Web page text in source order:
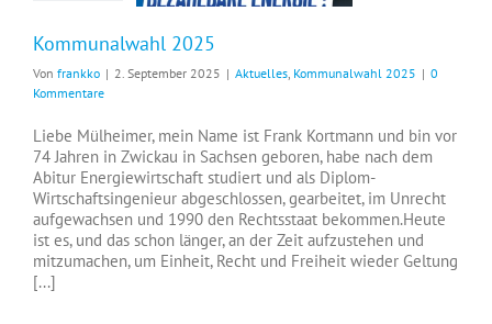
Kommunalwahl 2025
Von frankko | 2. September 2025 | Aktuelles, Kommunalwahl 2025 | 0
Kommentare
Liebe Mülheimer, mein Name ist Frank Kortmann und bin vor
74 Jahren in Zwickau in Sachsen geboren, habe nach dem
Abitur Energiewirtschaft studiert und als Diplom-
Wirtschaftsingenieur abgeschlossen, gearbeitet, im Unrecht
aufgewachsen und 1990 den Rechtsstaat bekommen.Heute
ist es, und das schon länger, an der Zeit aufzustehen und
mitzumachen, um Einheit, Recht und Freiheit wieder Geltung
[...]